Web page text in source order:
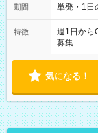
可能です！ ※1日あたりの最大実働時間は日勤、夜勤共に
期間 単発・1日
特徴
週1日から
募集
気になる！